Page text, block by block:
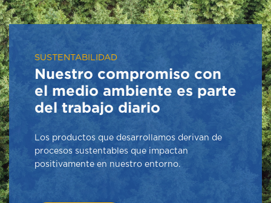
SUSTENTABILIDAD
Nuestro compromiso con
el medio ambiente es parte
del trabajo diario
Los productos que desarrollamos derivan de
procesos sustentables que impactan
positivamente en nuestro entorno.